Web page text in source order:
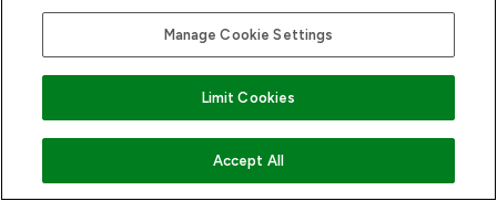
VOEG TOE AAN WINKELMANDJE
Manage Cookie Settings
Limit Cookies
Accept All